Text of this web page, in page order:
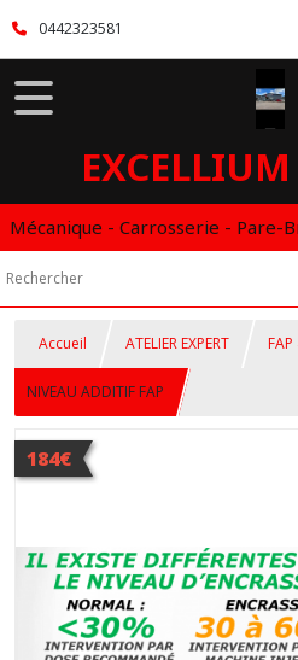
0442323581
Accueil ATELIER EXPERT
NIVEAU ADDITIF FAP
184€